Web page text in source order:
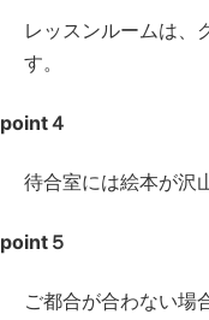
レッスンルームは、
す。
point４
待合室には絵本が沢
point５
ご都合が合わない場